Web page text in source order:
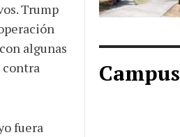
Trump
algunas
contra
fuera
Campus